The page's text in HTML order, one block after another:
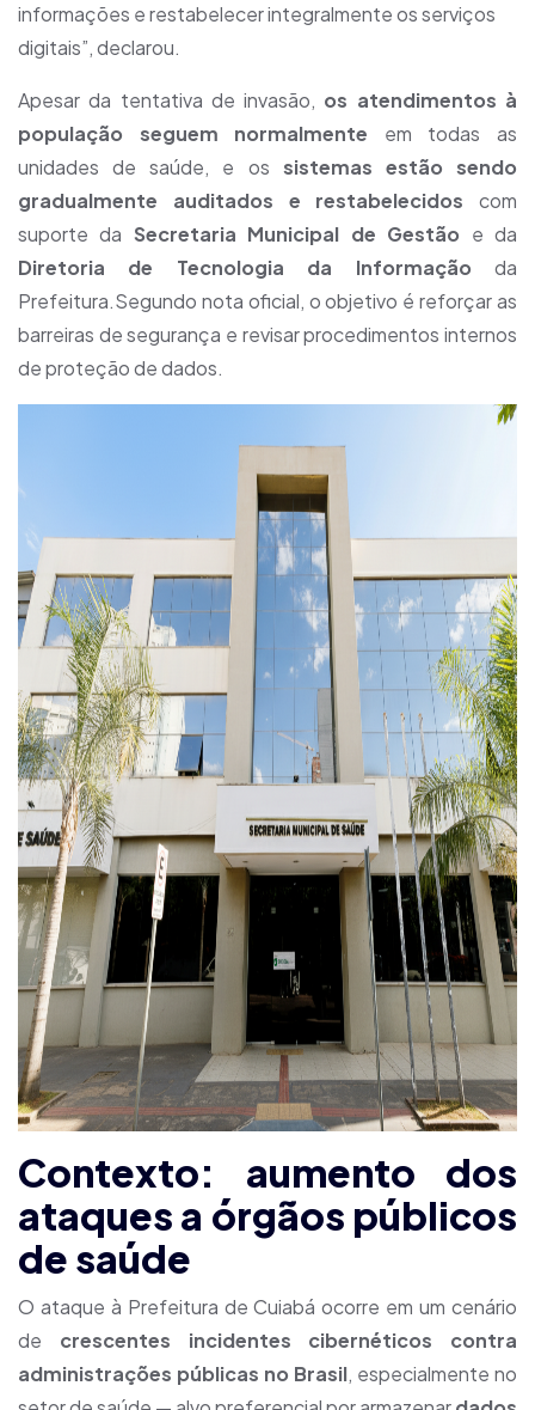
informações e restabelecer integralmente os serviços
digitais”, declarou.
Apesar da tentativa de invasão, os atendimentos à
população seguem normalmente em todas as
unidades de saúde, e os sistemas estão sendo
gradualmente auditados e restabelecidos com
suporte da Secretaria Municipal de Gestão e da
Diretoria de Tecnologia da Informação da
Prefeitura.Segundo nota oficial, o objetivo é reforçar as
barreiras de segurança e revisar procedimentos internos
de proteção de dados.
Contexto: aumento dos
ataques a órgãos públicos
de saúde
O ataque à Prefeitura de Cuiabá ocorre em um cenário
de crescentes incidentes cibernéticos contra
administrações públicas no Brasil, especialmente no